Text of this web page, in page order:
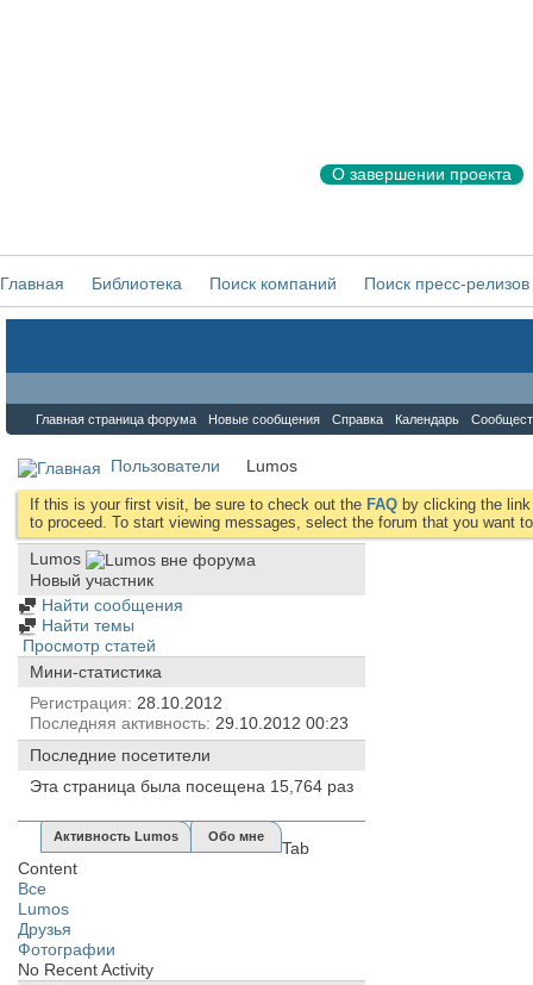
О завершении проекта
Главная Библиотека Поиск компаний Поиск пресс-релизов
Главная страница форума Новые сообщения Справка Календарь
Пользователи Lumos
If this is your first visit, be sure to check out the FAQ by clicking the
to proceed. To start viewing messages, select the forum that you want
Lumos
Новый участник
Найти сообщения
Найти темы
Просмотр статей
Мини-статистика
Регистрация
28.10.2012
Последняя активность 29.10.2012 00:23
Последние посетители
Эта страница была посещена 15,764 раз
Активность Lumos Обо мне
Tab
Content
Все
Lumos
Друзья
Фотографии
No Recent Activity